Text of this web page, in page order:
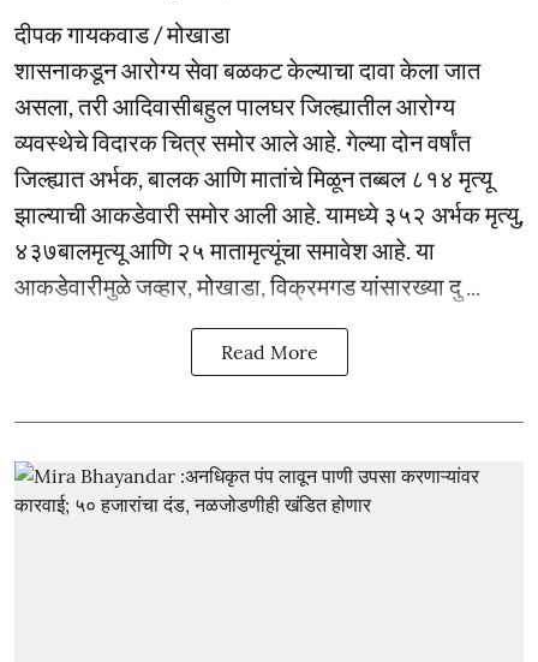
दीपक गायकवाड / मोखाडा
शासनाकडून आरोग्य सेवा बळकट केल्याचा दावा केला जात
असला, तरी आदिवासीबहुल पालघर जिल्ह्यातील आरोग्य
व्यवस्थेचे विदारक चित्र समोर आले आहे. गेल्या दोन वर्षांत
जिल्ह्यात अर्भक, बालक आणि मातांचे मिळून तब्बल ८१४ मृत्यू
झाल्याची आकडेवारी समोर आली आहे. यामध्ये ३५२ अर्भक मृत्यु,
४३७बालमृत्यू आणि २५ मातामृत्यूंचा समावेश आहे. या
आकडेवारीमुळे जव्हार, मोखाडा, विक्रमगड यांसारख्या दु ...
Read More